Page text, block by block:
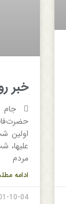
خبر روز
اولین
علیها،
مردم
ادامه
10-04